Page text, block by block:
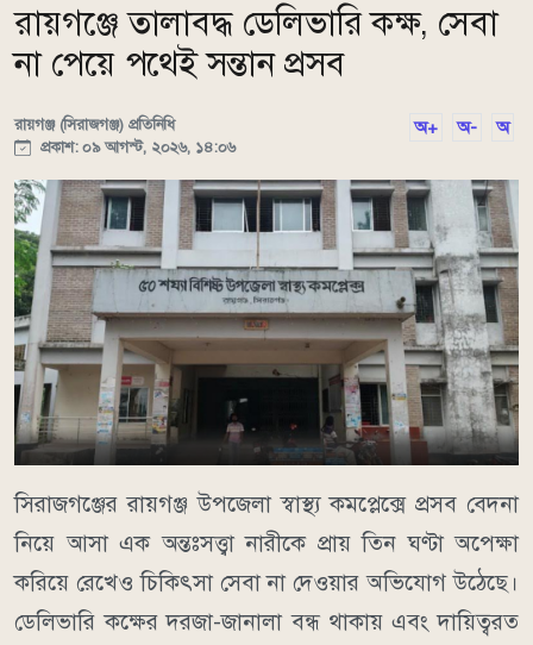
রায়গঞ্জে তালাবদ্ধ ডেলিভারি কক্ষ, সেবা
না পেয়ে পথেই সন্তান প্রসব
রায়গঞ্জ (সিরাজগঞ্জ) প্রতিনিধি
প্রকাশ: ০৯ আগস্ট, ২০২৬, ১৪:০৬
অ+ অ- অ
সিরাজগঞ্জের রায়গঞ্জ উপজেলা স্বাস্থ্য কমপ্লেক্সে প্রসব বেদনা
নিয়ে আসা এক অন্তঃসত্ত্বা নারীকে প্রায় তিন ঘণ্টা অপেক্ষা
করিয়ে রেখেও চিকিৎসা সেবা না দেওয়ার অভিযোগ উঠেছে।
ডেলিভারি কক্ষের দরজা-জানালা বন্ধ থাকায় এবং দায়িত্বরত